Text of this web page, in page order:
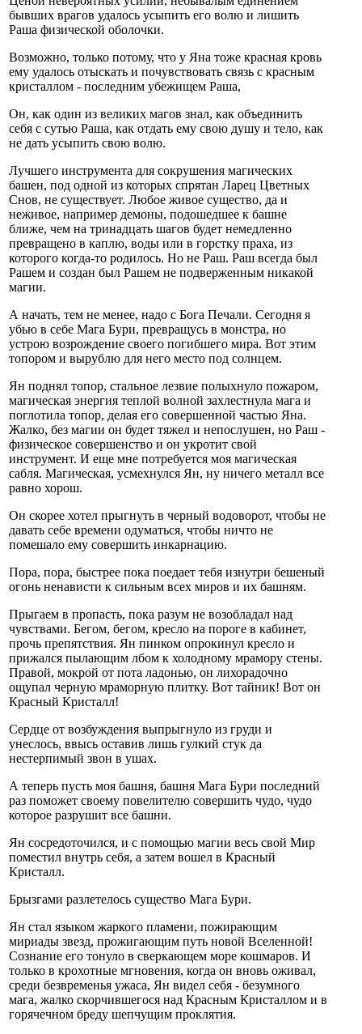
бывших врагов удалось усыпить его волю и лишить
Раша физической оболочки.
Возможно, только потому, что у Яна тоже красная кровь
ему удалось отыскать и почувствовать связь с красным
кристаллом - последним убежищем Раша,
Он, как один из великих магов знал, как объединить
себя с сутью Раша, как отдать ему свою душу и тело, как
не дать усыпить свою волю.
Лучшего инструмента для сокрушения магических
башен, под одной из которых спрятан Ларец Цветных
Снов, не существует. Любое живое существо, да и
неживое, например демоны, подошедшее к башне
ближе, чем на тринадцать шагов будет немедленно
превращено в каплю, воды или в горстку праха, из
которого когда-то родилось. Но не Раш. Раш всегда был
Рашем и создан был Рашем не подверженным никакой
магии.
А начать, тем не менее, надо с Бога Печали. Сегодня я
убью в себе Мага Бури, превращусь в монстра, но
устрою возрождение своего погибшего мира. Вот этим
топором и вырублю для него место под солнцем.
Ян поднял топор, стальное лезвие полыхнуло пожаром,
магическая энергия теплой волной захлестнула мага и
поглотила топор, делая его совершенной частью Яна.
Жалко, без магии он будет тяжел и непослушен, но Раш -
физическое совершенство и он укротит свой
инструмент. И еще мне потребуется моя магическая
сабля. Магическая, усмехнулся Ян, ну ничего металл все
равно хорош.
Он скорее хотел прыгнуть в черный водоворот, чтобы не
давать себе времени одуматься, чтобы ничто не
помешало ему совершить инкарнацию.
Пора, пора, быстрее пока поедает тебя изнутри бешеный
огонь ненависти к сильным всех миров и их башням.
Прыгаем в пропасть, пока разум не возобладал над
чувствами. Бегом, бегом, кресло на пороге в кабинет,
прочь препятствия. Ян пинком опрокинул кресло и
прижался пылающим лбом к холодному мрамору стены.
Правой, мокрой от пота ладонью, он лихорадочно
ощупал черную мраморную плитку. Вот тайник! Вот он
Красный Кристалл!
Сердце от возбуждения выпрыгнуло из груди и
унеслось, ввысь оставив лишь гулкий стук да
нестерпимый звон в ушах.
А теперь пусть моя башня, башня Мага Бури последний
раз поможет своему повелителю совершить чудо, чудо
которое разрушит все башни.
Ян сосредоточился, и с помощью магии весь свой Мир
поместил внутрь себя, а затем вошел в Красный
Кристалл.
Брызгами разлетелось существо Мага Бури.
Ян стал языком жаркого пламени, пожирающим
мириады звезд, прожигающим путь новой Вселенной!
Сознание его тонуло в сверкающем море кошмаров. И
только в крохотные мгновения, когда он вновь оживал,
среди безвременья ужаса, Ян видел себя - безумного
мага, жалко скорчившегося над Красным Кристаллом и в
горячечном бреду шепчущим проклятия.